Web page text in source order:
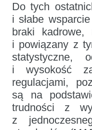
Do tych
i słabe
braki
i powiązany z
statystyczne,
i wysokość
regulacjami,
są na
trudności z
z